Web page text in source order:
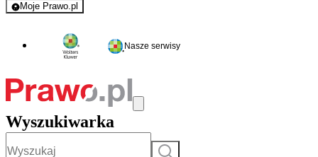
Moje Prawo.pl
- rejestracja i logowanie do serwisu
Nasze serwisy
Wyszukiwarka
Szukaj